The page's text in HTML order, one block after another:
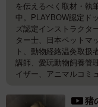
を伝えるべく取材・執
中。PLAYBOW認定ド
ズ認定インストラクタ
ター士、日本ペットマ
ト、動物経絡温灸取扱
講師、愛玩動物飼養管
イザー、アニマルコミ
猪